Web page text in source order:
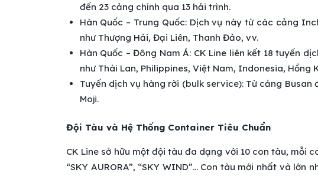
đến 23 cảng chính qua 13 hải trình.
Hàn Quốc – Trung Quốc: Dịch vụ này từ các cảng
như Thượng Hải, Đại Liên, Thanh Đảo, vv.
Hàn Quốc – Đông Nam Á: CK Line liên kết 18 tuyến
như Thái Lan, Philippines, Việt Nam, Indonesia, Hồng
Tuyến dịch vụ hàng rời (bulk service): Từ cảng
Moji.
Đội Tàu và Hệ Thống Container Tiêu Chuẩn
CK Line sở hữu một đội tàu đa dạng với 10 con tàu, mỗi
“SKY AURORA”, “SKY WIND”… Con tàu mới nhất và